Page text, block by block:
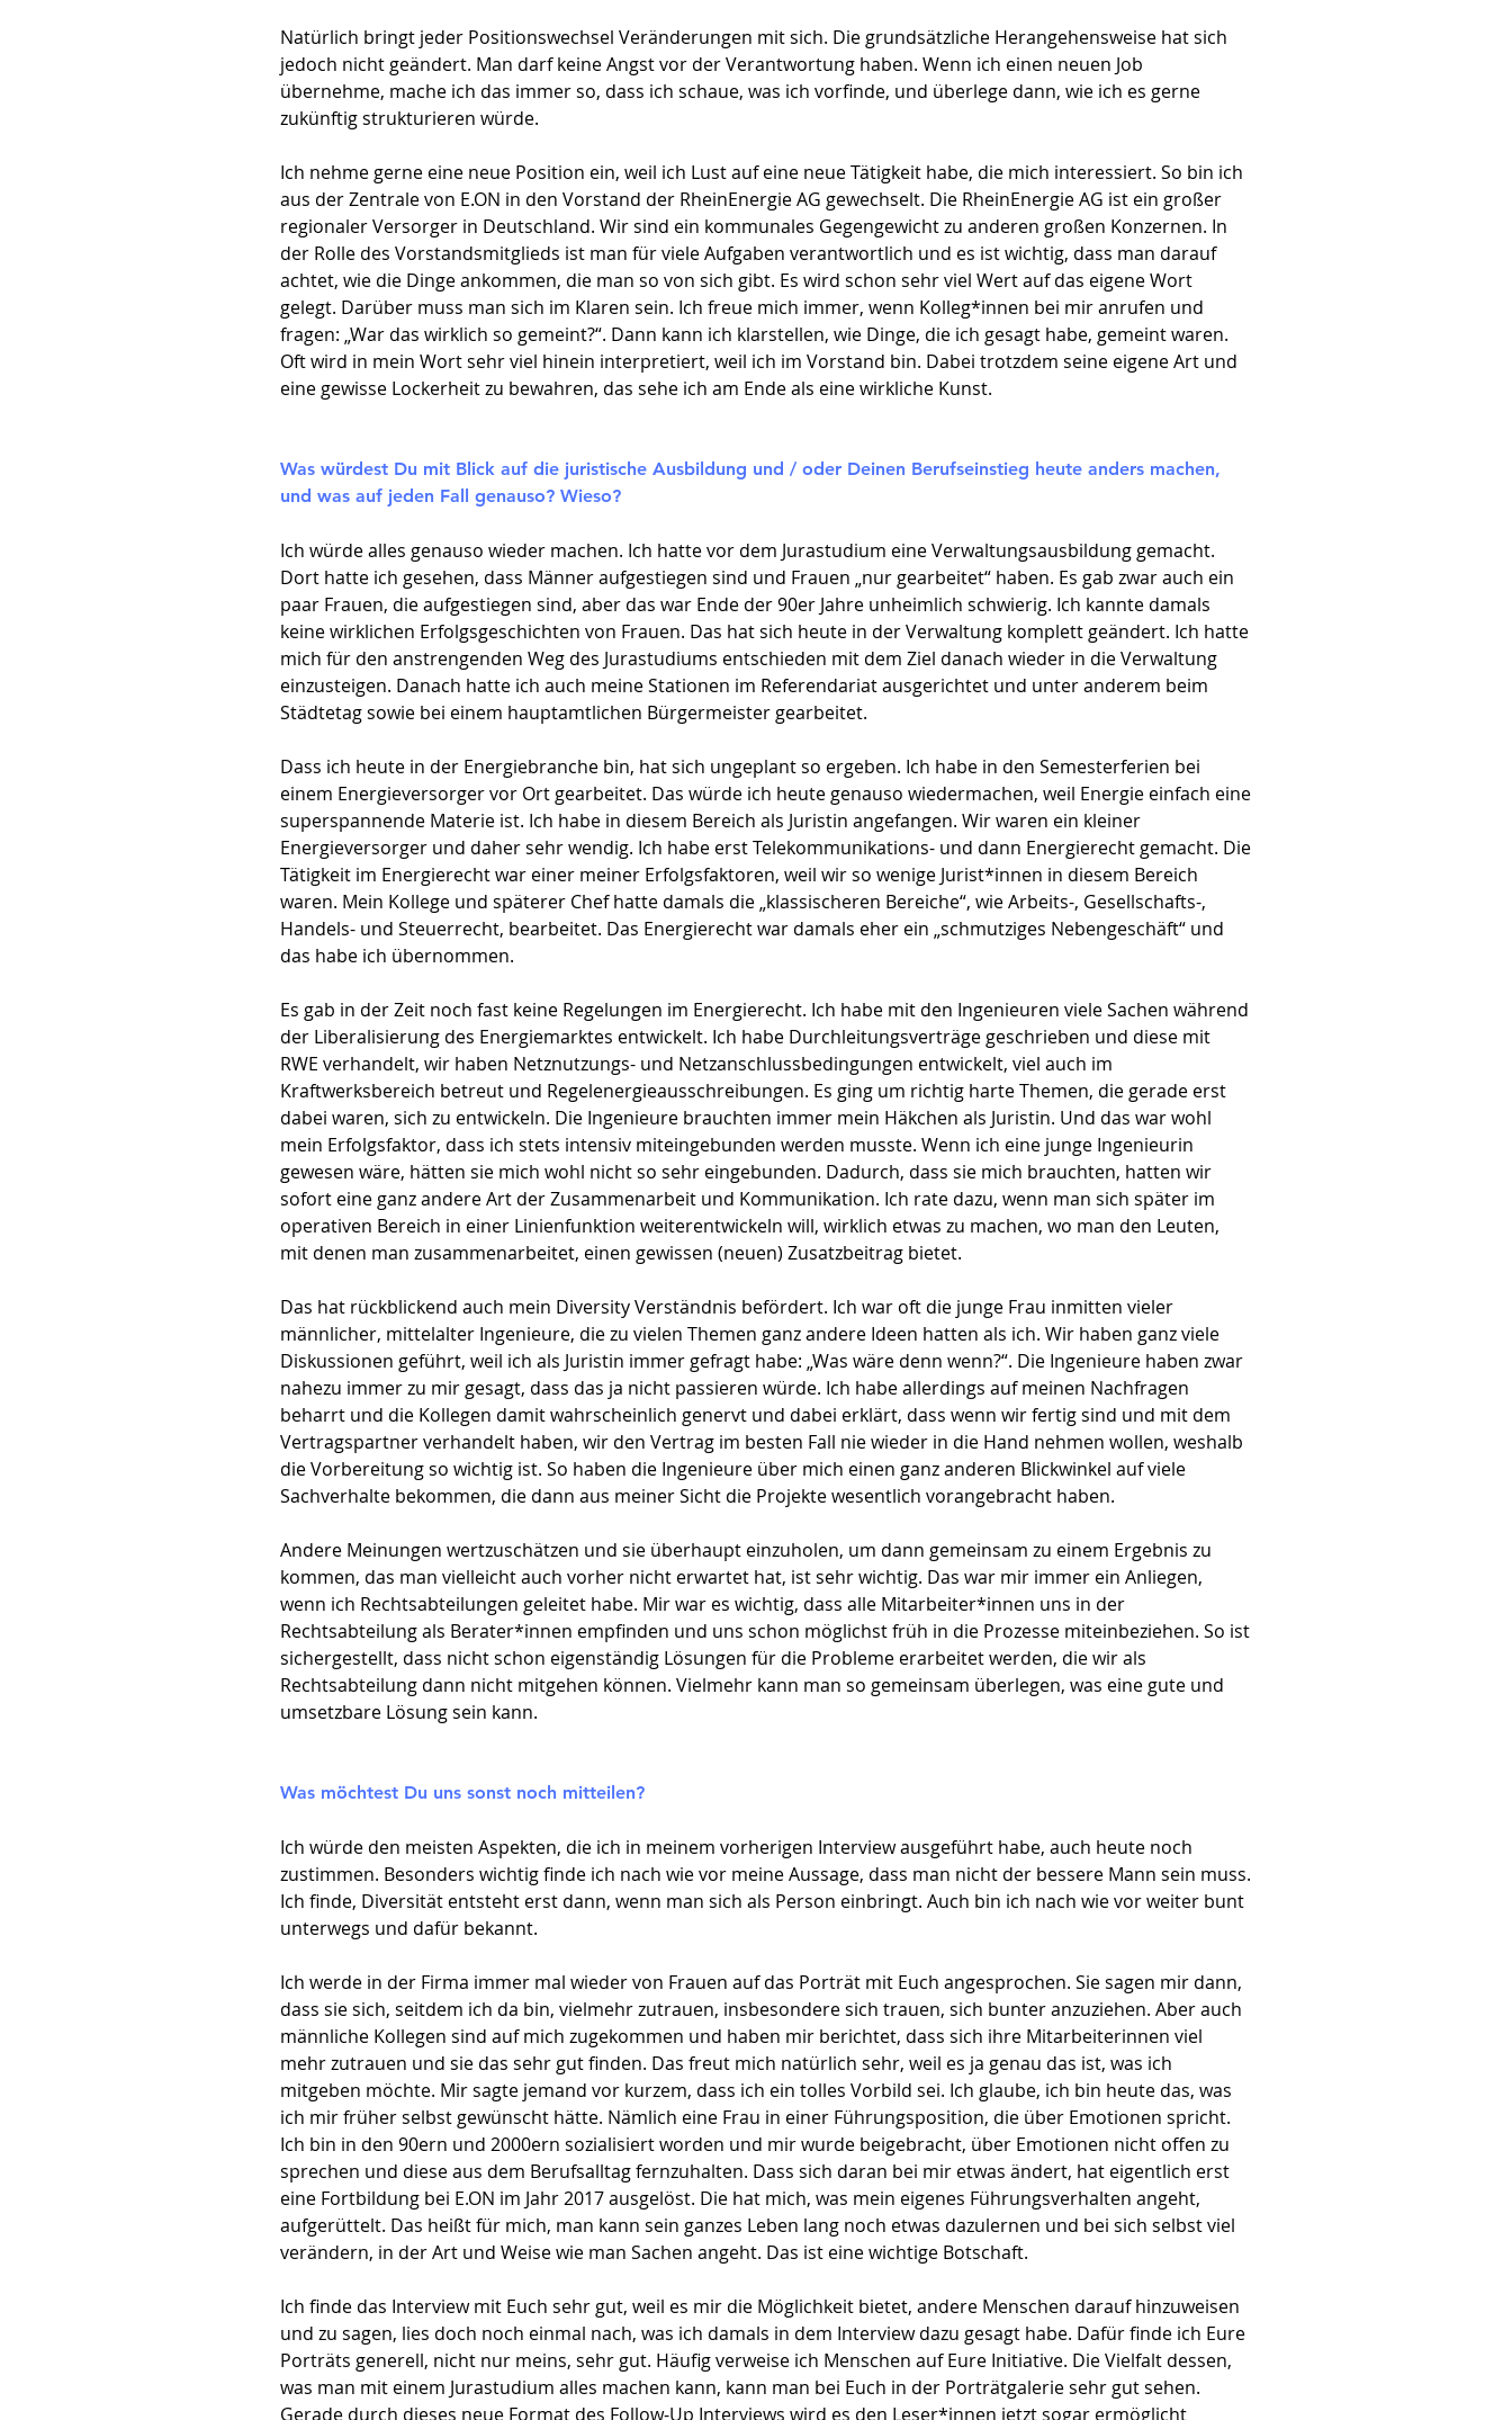
Natürlich bringt jeder Positionswechsel Veränderungen mit sich. Die grundsätzliche Herangehensweise hat sich
jedoch nicht geändert. Man darf keine Angst vor der Verantwortung haben. Wenn ich einen neuen Job
übernehme, mache ich das immer so, dass ich schaue, was ich vorfinde, und überlege dann, wie ich es gerne
zukünftig strukturieren würde.
Ich nehme gerne eine neue Position ein, weil ich Lust auf eine neue Tätigkeit habe, die mich interessiert. So bin ich
aus der Zentrale von E.ON in den Vorstand der RheinEnergie AG gewechselt. Die RheinEnergie AG ist ein großer
regionaler Versorger in Deutschland. Wir sind ein kommunales Gegengewicht zu anderen großen Konzernen. In
der Rolle des Vorstandsmitglieds ist man für viele Aufgaben verantwortlich und es ist wichtig, dass man darauf
achtet, wie die Dinge ankommen, die man so von sich gibt. Es wird schon sehr viel Wert auf das eigene Wort
gelegt. Darüber muss man sich im Klaren sein. Ich freue mich immer, wenn Kolleg*innen bei mir anrufen und
fragen: „War das wirklich so gemeint?“. Dann kann ich klarstellen, wie Dinge, die ich gesagt habe, gemeint waren.
Oft wird in mein Wort sehr viel hinein interpretiert, weil ich im Vorstand bin. Dabei trotzdem seine eigene Art und
eine gewisse Lockerheit zu bewahren, das sehe ich am Ende als eine wirkliche Kunst.
Was würdest Du mit Blick auf die juristische Ausbildung und / oder Deinen Berufseinstieg heute anders machen,
und was auf jeden Fall genauso? Wieso?
Ich würde alles genauso wieder machen. Ich hatte vor dem Jurastudium eine Verwaltungsausbildung gemacht.
Dort hatte ich gesehen, dass Männer aufgestiegen sind und Frauen „nur gearbeitet“ haben. Es gab zwar auch ein
paar Frauen, die aufgestiegen sind, aber das war Ende der 90er Jahre unheimlich schwierig. Ich kannte damals
keine wirklichen Erfolgsgeschichten von Frauen. Das hat sich heute in der Verwaltung komplett geändert. Ich hatte
mich für den anstrengenden Weg des Jurastudiums entschieden mit dem Ziel danach wieder in die Verwaltung
einzusteigen. Danach hatte ich auch meine Stationen im Referendariat ausgerichtet und unter anderem beim
Städtetag sowie bei einem hauptamtlichen Bürgermeister gearbeitet.
Dass ich heute in der Energiebranche bin, hat sich ungeplant so ergeben. Ich habe in den Semesterferien bei
einem Energieversorger vor Ort gearbeitet. Das würde ich heute genauso wiedermachen, weil Energie einfach eine
superspannende Materie ist. Ich habe in diesem Bereich als Juristin angefangen. Wir waren ein kleiner
Energieversorger und daher sehr wendig. Ich habe erst Telekommunikations- und dann Energierecht gemacht. Die
Tätigkeit im Energierecht war einer meiner Erfolgsfaktoren, weil wir so wenige Jurist*innen in diesem Bereich
waren. Mein Kollege und späterer Chef hatte damals die „klassischeren Bereiche“, wie Arbeits-, Gesellschafts-,
Handels- und Steuerrecht, bearbeitet. Das Energierecht war damals eher ein „schmutziges Nebengeschäft“ und
das habe ich übernommen.
Es gab in der Zeit noch fast keine Regelungen im Energierecht. Ich habe mit den Ingenieuren viele Sachen während
der Liberalisierung des Energiemarktes entwickelt. Ich habe Durchleitungsverträge geschrieben und diese mit
RWE verhandelt, wir haben Netznutzungs- und Netzanschlussbedingungen entwickelt, viel auch im
Kraftwerksbereich betreut und Regelenergieausschreibungen. Es ging um richtig harte Themen, die gerade erst
dabei waren, sich zu entwickeln. Die Ingenieure brauchten immer mein Häkchen als Juristin. Und das war wohl
mein Erfolgsfaktor, dass ich stets intensiv miteingebunden werden musste. Wenn ich eine junge Ingenieurin
gewesen wäre, hätten sie mich wohl nicht so sehr eingebunden. Dadurch, dass sie mich brauchten, hatten wir
sofort eine ganz andere Art der Zusammenarbeit und Kommunikation. Ich rate dazu, wenn man sich später im
operativen Bereich in einer Linienfunktion weiterentwickeln will, wirklich etwas zu machen, wo man den Leuten,
mit denen man zusammenarbeitet, einen gewissen (neuen) Zusatzbeitrag bietet.
Das hat rückblickend auch mein Diversity Verständnis befördert. Ich war oft die junge Frau inmitten vieler
männlicher, mittelalter Ingenieure, die zu vielen Themen ganz andere Ideen hatten als ich. Wir haben ganz viele
Diskussionen geführt, weil ich als Juristin immer gefragt habe: „Was wäre denn wenn?“. Die Ingenieure haben zwar
nahezu immer zu mir gesagt, dass das ja nicht passieren würde. Ich habe allerdings auf meinen Nachfragen
beharrt und die Kollegen damit wahrscheinlich genervt und dabei erklärt, dass wenn wir fertig sind und mit dem
Vertragspartner verhandelt haben, wir den Vertrag im besten Fall nie wieder in die Hand nehmen wollen, weshalb
die Vorbereitung so wichtig ist. So haben die Ingenieure über mich einen ganz anderen Blickwinkel auf viele
Sachverhalte bekommen, die dann aus meiner Sicht die Projekte wesentlich vorangebracht haben.
Andere Meinungen wertzuschätzen und sie überhaupt einzuholen, um dann gemeinsam zu einem Ergebnis zu
kommen, das man vielleicht auch vorher nicht erwartet hat, ist sehr wichtig. Das war mir immer ein Anliegen,
wenn ich Rechtsabteilungen geleitet habe. Mir war es wichtig, dass alle Mitarbeiter*innen uns in der
Rechtsabteilung als Berater*innen empfinden und uns schon möglichst früh in die Prozesse miteinbeziehen. So ist
sichergestellt, dass nicht schon eigenständig Lösungen für die Probleme erarbeitet werden, die wir als
Rechtsabteilung dann nicht mitgehen können. Vielmehr kann man so gemeinsam überlegen, was eine gute und
umsetzbare Lösung sein kann.
Was möchtest Du uns sonst noch mitteilen?
Ich würde den meisten Aspekten, die ich in meinem vorherigen Interview ausgeführt habe, auch heute noch
zustimmen. Besonders wichtig finde ich nach wie vor meine Aussage, dass man nicht der bessere Mann sein muss.
Ich finde, Diversität entsteht erst dann, wenn man sich als Person einbringt. Auch bin ich nach wie vor weiter bunt
unterwegs und dafür bekannt.
Ich werde in der Firma immer mal wieder von Frauen auf das Porträt mit Euch angesprochen. Sie sagen mir dann,
dass sie sich, seitdem ich da bin, vielmehr zutrauen, insbesondere sich trauen, sich bunter anzuziehen. Aber auch
männliche Kollegen sind auf mich zugekommen und haben mir berichtet, dass sich ihre Mitarbeiterinnen viel
mehr zutrauen und sie das sehr gut finden. Das freut mich natürlich sehr, weil es ja genau das ist, was ich
mitgeben möchte. Mir sagte jemand vor kurzem, dass ich ein tolles Vorbild sei. Ich glaube, ich bin heute das, was
ich mir früher selbst gewünscht hätte. Nämlich eine Frau in einer Führungsposition, die über Emotionen spricht.
Ich bin in den 90ern und 2000ern sozialisiert worden und mir wurde beigebracht, über Emotionen nicht offen zu
sprechen und diese aus dem Berufsalltag fernzuhalten. Dass sich daran bei mir etwas ändert, hat eigentlich erst
eine Fortbildung bei E.ON im Jahr 2017 ausgelöst. Die hat mich, was mein eigenes Führungsverhalten angeht,
aufgerüttelt. Das heißt für mich, man kann sein ganzes Leben lang noch etwas dazulernen und bei sich selbst viel
verändern, in der Art und Weise wie man Sachen angeht. Das ist eine wichtige Botschaft.
Ich finde das Interview mit Euch sehr gut, weil es mir die Möglichkeit bietet, andere Menschen darauf hinzuweisen
und zu sagen, lies doch noch einmal nach, was ich damals in dem Interview dazu gesagt habe. Dafür finde ich Eure
Porträts generell, nicht nur meins, sehr gut. Häufig verweise ich Menschen auf Eure Initiative. Die Vielfalt dessen,
was man mit einem Jurastudium alles machen kann, kann man bei Euch in der Porträtgalerie sehr gut sehen.
Gerade durch dieses neue Format des Follow-Up Interviews wird es den Leser*innen jetzt sogar ermöglicht